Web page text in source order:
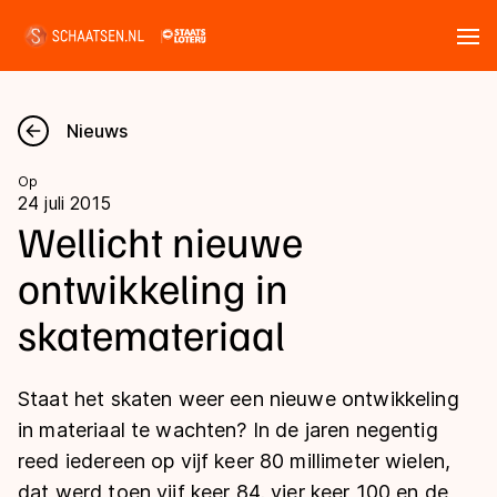
Nieuws
Kalender
Disciplines
Marathon
Inlineskaten
Uitslagen
Langebaan
Shorttrack
Marathon
Tijden & historie
Ranglijsten Langebaan
Nieuws
Op
24 juli 2015
Wellicht nieuwe
ontwikkeling in
skatemateriaal
Staat het skaten weer een nieuwe ontwikkeling
in materiaal te wachten? In de jaren negentig
reed iedereen op vijf keer 80 millimeter wielen,
dat werd toen vijf keer 84, vier keer 100 en de